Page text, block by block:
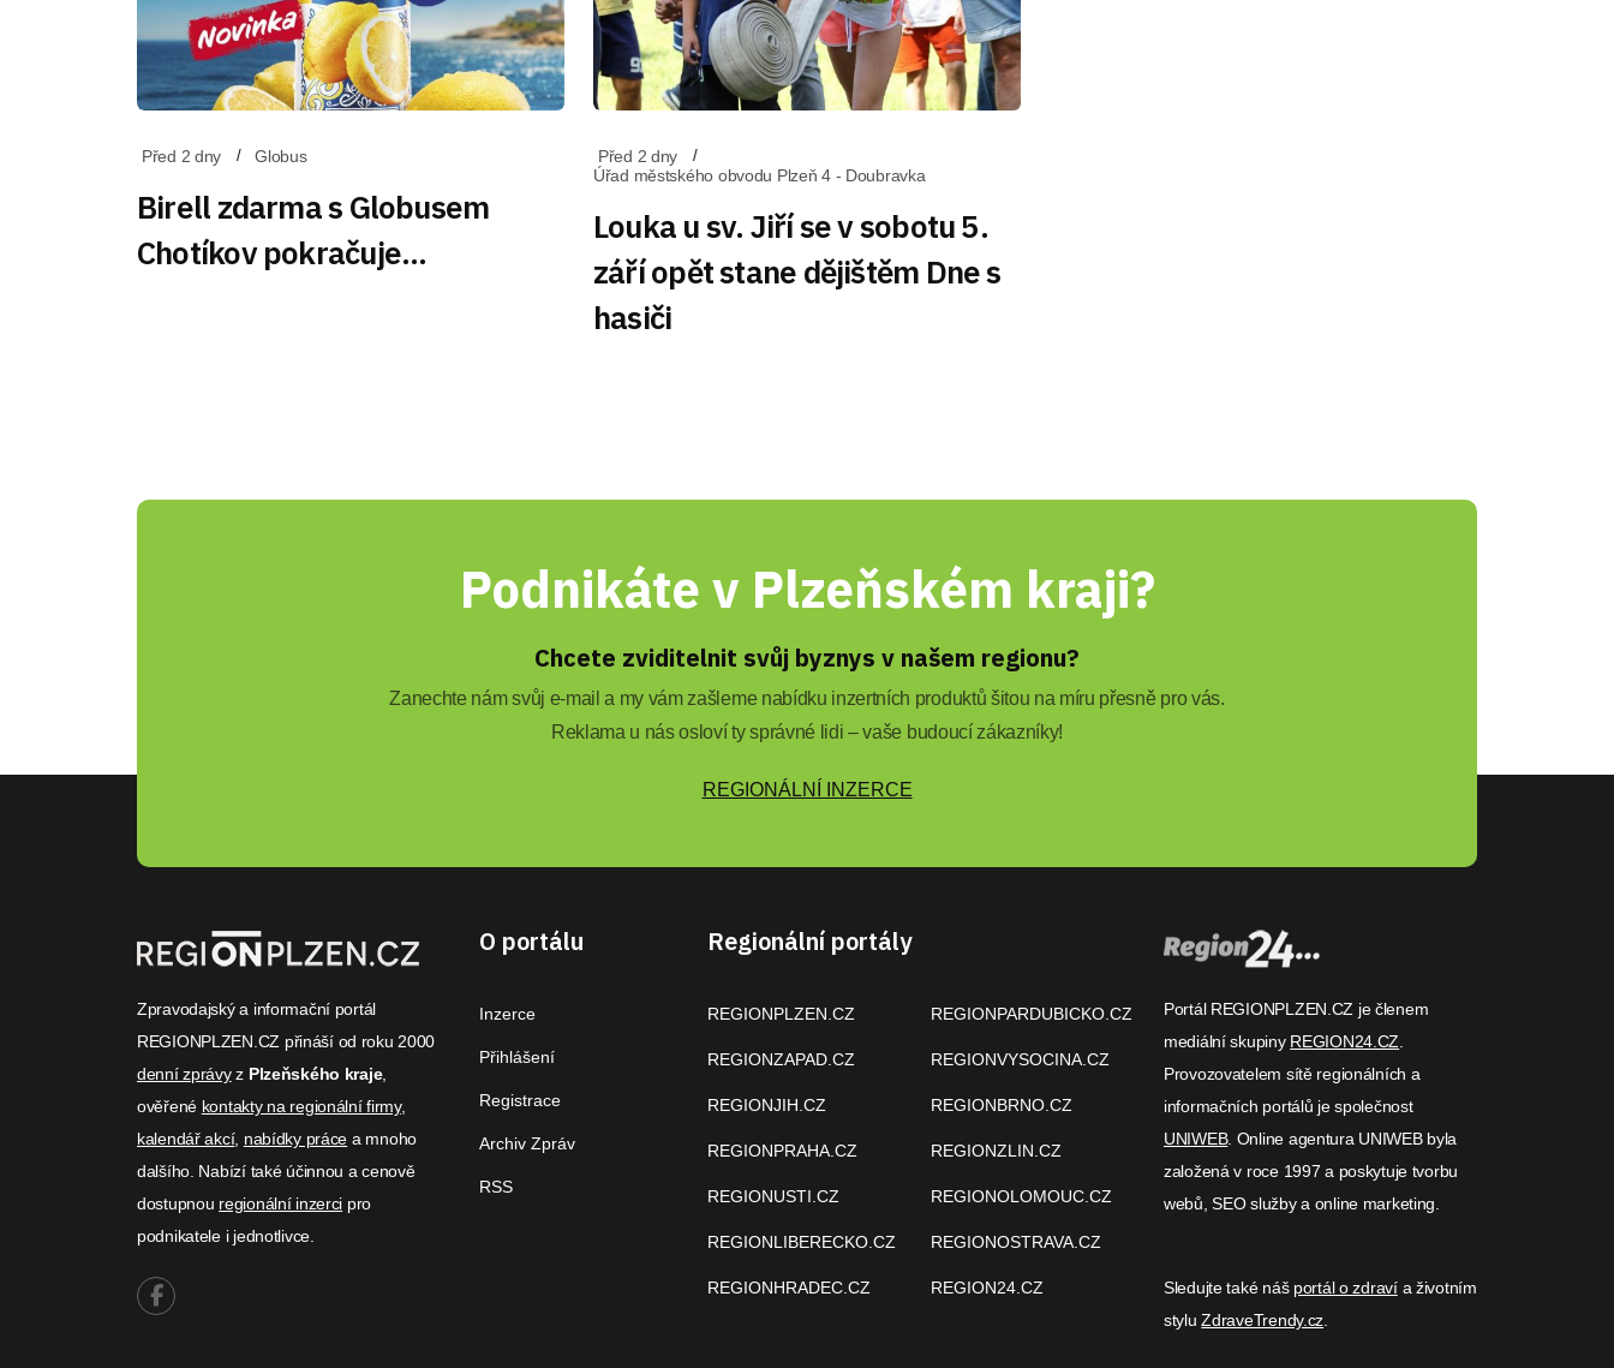
Před 2 dny Globus
Birell zdarma s Globusem
Chotíkov pokračuje…
Před 2 dny
Úřad městského obvodu Plzeň 4 - Doubravka
Louka u sv. Jiří se v sobotu 5.
září opět stane dějištěm Dne s
hasiči
Podnikáte v Plzeňském kraji?
Chcete zviditelnit svůj byznys v našem regionu?
Zanechte nám svůj e-mail a my vám zašleme nabídku inzertních produktů šitou na míru přesně pro vás.
Reklama u nás osloví ty správné lidi – vaše budoucí zákazníky!
REGIONÁLNÍ INZERCE
Zpravodajský a informační portál
REGIONPLZEN.CZ přináší od roku 2000
denní zprávyz Plzeňského kraje,
ověřené kontakty na regionální firmy,
kalendář akcí, nabídky práce a mnoho
dalšího. Nabízí také účinnou a cenově
dostupnou regionální inzerci pro
podnikatele i jednotlivce.
O portálu
Inzerce
Přihlášení
Registrace
Archiv Zpráv
RSS
Regionální portály
REGIONPLZEN.CZ
REGIONZAPAD.CZ
REGIONJIH.CZ
REGIONPRAHA.CZ
REGIONUSTI.CZ
REGIONLIBERECKO.CZ
REGIONHRADEC.CZ
REGIONPARDUBICKO.CZ
REGIONVYSOCINA.CZ
REGIONBRNO.CZ
REGIONZLIN.CZ
REGIONOLOMOUC.CZ
REGIONOSTRAVA.CZ
REGION24.CZ
Portál REGIONPLZEN.CZ je členem
mediální skupiny REGION24.CZ
Provozovatelem sítě regionálních a
informačních portálů je společnost
UNIWEB. Online agentura UNIWEB byla
založená v roce 1997 a poskytuje tvorbu
webů, SEO služby a online marketing.
Sledujte také náš portál o zdravía životním
styluZdraveTrendy.cz